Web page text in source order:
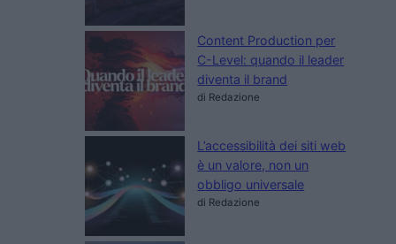
Content Production per
C-Level: quando il leader
diventa il brand
di Redazione
L’accessibilità dei siti web
è un valore, non un
obbligo universale
di Redazione